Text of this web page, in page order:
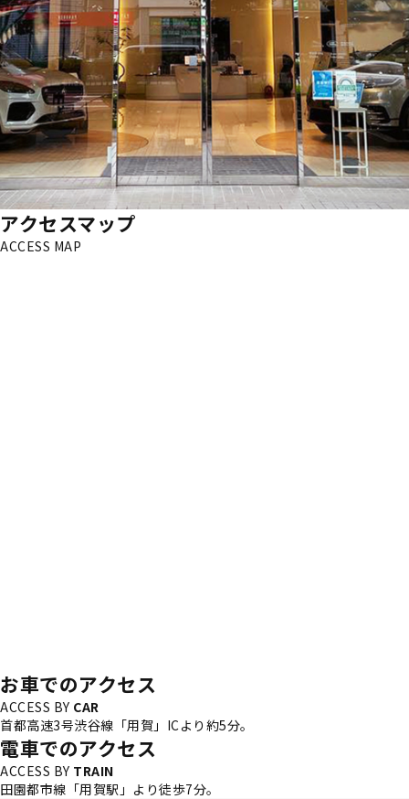
アクセスマップ
ACCESS MAP
お車でのアクセス
ACCESS BY CAR
首都高速3号渋谷線「用賀」ICより約5分。
電車でのアクセス
ACCESS BY TRAIN
田園都市線「用賀駅」より徒歩7分。